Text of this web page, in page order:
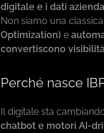
digitale e i dati
Non siamo una
Optimization) e
convertiscono
Perché nasce
Il digitale sta
chatbot e motori AI-